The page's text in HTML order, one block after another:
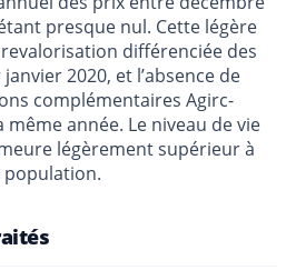
presque nul. Cette légère
différenciée des
2020, et l’absence de
complémentaires Agirc-
année. Le niveau de vie
légèrement supérieur à
population.